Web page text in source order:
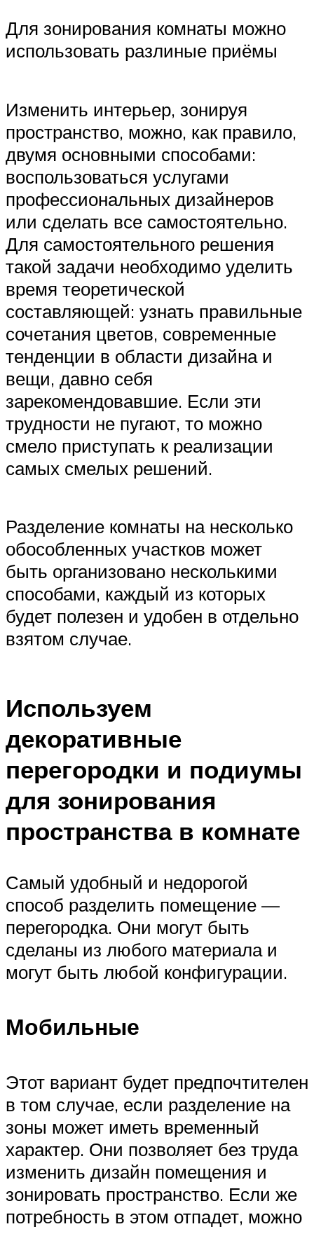
Для зонирования комнаты можно
использовать разлиные приёмы
Изменить интерьер, зонируя
пространство, можно, как правило,
двумя основными способами:
воспользоваться услугами
профессиональных дизайнеров
или сделать все самостоятельно.
Для самостоятельного решения
такой задачи необходимо уделить
время теоретической
составляющей: узнать правильные
сочетания цветов, современные
тенденции в области дизайна и
вещи, давно себя
зарекомендовавшие. Если эти
трудности не пугают, то можно
смело приступать к реализации
самых смелых решений.
Разделение комнаты на несколько
обособленных участков может
быть организовано несколькими
способами, каждый из которых
будет полезен и удобен в отдельно
взятом случае.
Используем
декоративные
перегородки и подиумы
для зонирования
пространства в комнате
Самый удобный и недорогой
способ разделить помещение —
перегородка. Они могут быть
сделаны из любого материала и
могут быть любой конфигурации.
Мобильные
Этот вариант будет предпочтителен
в том случае, если разделение на
зоны может иметь временный
характер. Они позволяет без труда
изменить дизайн помещения и
зонировать пространство. Если же
потребность в этом отпадет, можно